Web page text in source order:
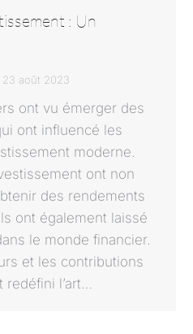
: Un
23 août 2023
ont vu émerger des
ont influencé les
moderne.
ont non
des rendements
ont également laissé
le monde financier.
et les contributions
redéfini l’art…